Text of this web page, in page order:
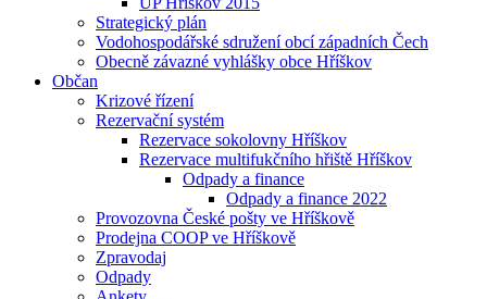
Strategický plán
Vodohospodářské sdružení obcí západních Čech
Obecně závazné vyhlášky obce Hříškov
Občan
Krizové řízení
Rezervační systém
Rezervace sokolovny Hříškov
Rezervace multifukčního hřiště Hříškov
Odpady a finance
Odpady a finance 2022
Provozovna České pošty ve Hříškově
Prodejna COOP ve Hříškově
Zpravodaj
Odpady